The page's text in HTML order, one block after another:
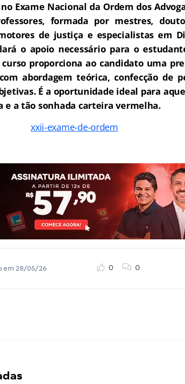
Exame Nacional da Ordem dos
formada por mestres,
de justiça e especialistas em
o apoio necessário para o
curso proporciona ao candidato uma
abordagem teórica, confecção de
É a oportunidade ideal para
e a tão sonhada carteira vermelha.
em 28/05/26
0 0